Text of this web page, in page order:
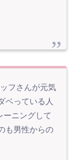
フさんが元気
ベっている人
ーニングして
も男性からの